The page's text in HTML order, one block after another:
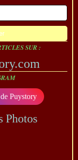
SUR :
Puystory
Photos